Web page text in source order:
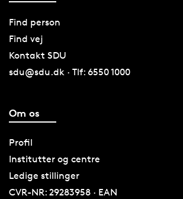
Find person
Find vej
Kontakt SDU
sdu@sdu.dk · Tlf: 6550 1000
Om os
Profil
Institutter og centre
Ledige stillinger
CVR-NR: 29283958 · EAN